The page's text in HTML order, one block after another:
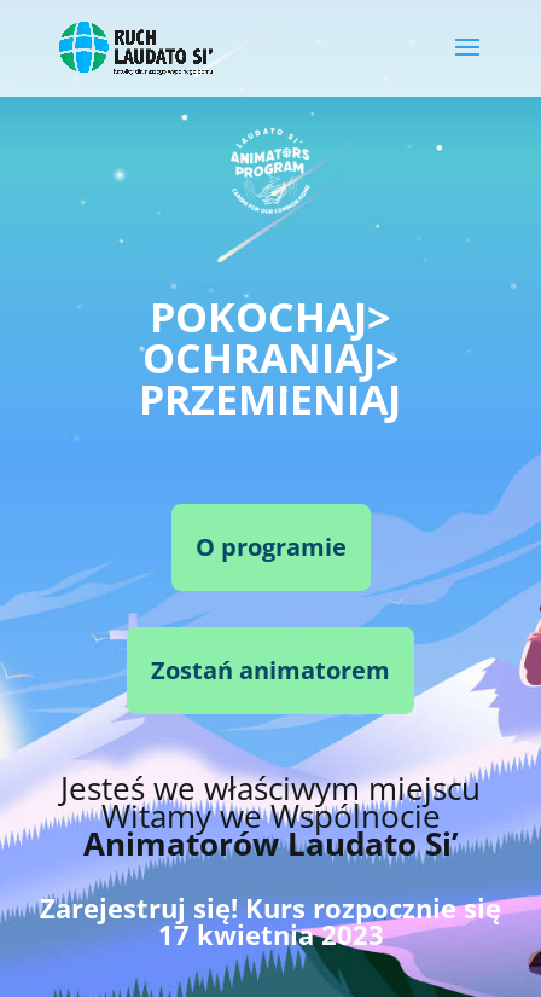
POKOCHAJ>
OCHRANIAJ>
PRZEMIENIAJ
O programie
Zostań animatorem
Jesteś we właściwym miejscu
Witamy we Wspólnocie
Animatorów Laudato Si’
Zarejestruj się! Kurs rozpocznie się
17 kwietnia 2023